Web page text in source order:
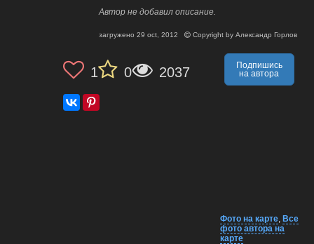
Автор не добавил описание.
загружено 29 oct, 2012 Copyright by Александр Горлов
1 0 2037
Подпишись
на автора
Фото на карте, Все
фото автора на
карте